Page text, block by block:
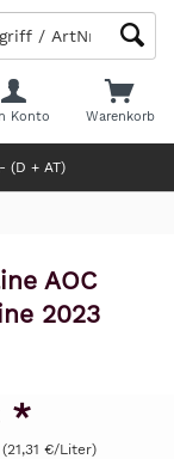
(D + AT)
Warenkorb
Konto
AOC
2023
*
€/Liter)